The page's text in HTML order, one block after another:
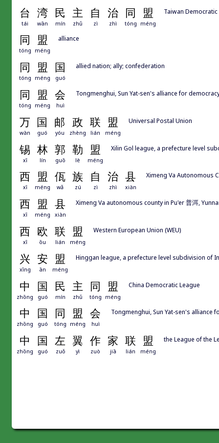
台 湾 民 主 自 治 同 盟
tái wān mín zhǔ zì zhì tóng méng
Taiwan
同 盟
tóng méng
alliance
同 盟 国
tóng méng guó
allied nation; ally; confederation
同 盟 会
tóng méng huì
Tongmenghui, Sun Yat-sen's alliance for
万 国 邮 政 联 盟
wàn guó yóu zhèng lián méng
Universal Postal Union
锡 林 郭 勒 盟
xī lín guō lè méng
Xilin Gol league, a prefecture level
西 盟 佤 族 自 治 县
xī méng wǎ zú zì zhì xiàn
Ximeng Va Autonomous
西 盟 县
xī méng xiàn
Ximeng Va autonomous county in Pu'er 普洱,
西 欧 联 盟
xī ōu lián méng
Western European Union (WEU)
兴 安 盟
xīng ān méng
Hinggan league, a prefecture level subdivision of
中 国 民 主 同 盟
zhōng guó mín zhǔ tóng méng
China Democratic League
中 国 同 盟 会
zhōng guó tóng méng huì
Tongmenghui, Sun Yat-sen's alliance
中 国 左 翼 作 家 联 盟
zhōng guó zuǒ yì zuò jiā lián méng
the League of the